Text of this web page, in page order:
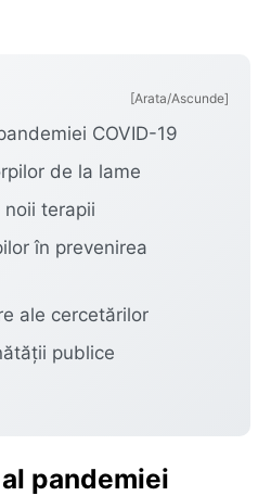
[Arata/Ascunde]
COVID-19
de la lame
terapii
în prevenirea
ale cercetărilor
publice
pandemiei